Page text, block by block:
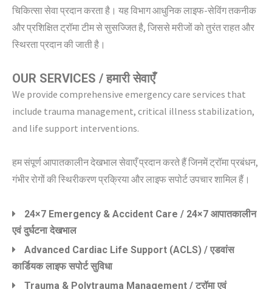
चिकित्सा सेवा प्रदान करता है। यह विभाग आधुनिक लाइफ-सेविंग तकनीक
और प्रशिक्षित ट्रॉमा टीम से सुसज्जित है, जिससे मरीजों को तुरंत राहत और
स्थिरता प्रदान की जाती है।
OUR SERVICES / हमारी सेवाएँ
We provide comprehensive emergency care services that
include trauma management, critical illness stabilization,
and life support interventions.
हम संपूर्ण आपातकालीन देखभाल सेवाएँ प्रदान करते हैं जिनमें ट्रॉमा प्रबंधन,
गंभीर रोगों की स्थिरीकरण प्रक्रिया और लाइफ सपोर्ट उपचार शामिल हैं।
24×7 Emergency & Accident Care / 24×7 आपातकालीन
एवं दुर्घटना देखभाल
Advanced Cardiac Life Support (ACLS) / एडवांस
कार्डियक लाइफ सपोर्ट सुविधा
Trauma & Polytrauma Management / ट्रॉमा एवं